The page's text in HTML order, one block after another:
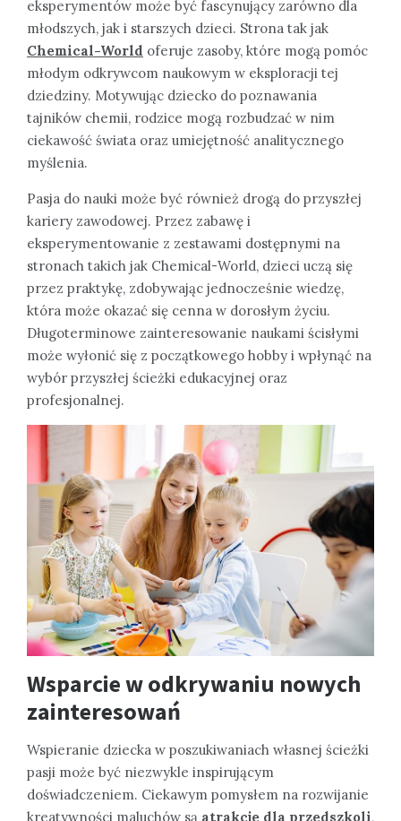
eksperymentów może być fascynujący zarówno dla
młodszych, jak i starszych dzieci. Strona tak jak
Chemical-World oferuje zasoby, które mogą pomóc
młodym odkrywcom naukowym w eksploracji tej
dziedziny. Motywując dziecko do poznawania
tajników chemii, rodzice mogą rozbudzać w nim
ciekawość świata oraz umiejętność analitycznego
myślenia.
Pasja do nauki może być również drogą do przyszłej
kariery zawodowej. Przez zabawę i
eksperymentowanie z zestawami dostępnymi na
stronach takich jak Chemical-World, dzieci uczą się
przez praktykę, zdobywając jednocześnie wiedzę,
która może okazać się cenna w dorosłym życiu.
Długoterminowe zainteresowanie naukami ścisłymi
może wyłonić się z początkowego hobby i wpłynąć na
wybór przyszłej ścieżki edukacyjnej oraz
profesjonalnej.
Wsparcie w odkrywaniu nowych
zainteresowań
Wspieranie dziecka w poszukiwaniach własnej ścieżki
pasji może być niezwykle inspirującym
doświadczeniem. Ciekawym pomysłem na rozwijanie
kreatywności maluchów są atrakcje dla przedszkoli,